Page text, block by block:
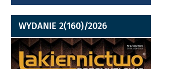
WYDANIE 2(160)/2026